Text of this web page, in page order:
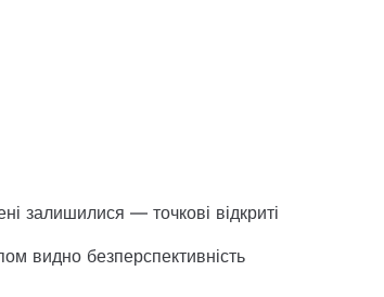
залишилися — точкові відкриті
видно безперспективність